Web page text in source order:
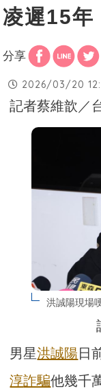
凌遲15年
分享
2026/03/20
記者蔡維歆／
洪誠陽現場
男星洪誠陽 日
淳詐騙他幾千